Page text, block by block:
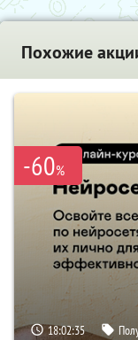
Похожие
-60%
18:02:34